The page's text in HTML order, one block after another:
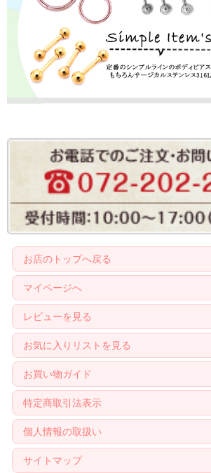
お店のトップへ戻る
マイページへ
レビューを見る
お気に入りリストを見る
お買い物ガイド
特定商取引法表示
個人情報の取扱い
サイトマップ